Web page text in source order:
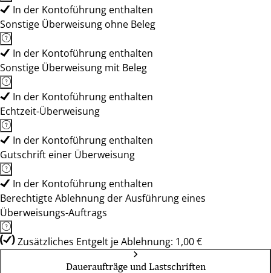
In der Kontoführung enthalten
Sonstige Überweisung ohne Beleg
In der Kontoführung enthalten
Sonstige Überweisung mit Beleg
In der Kontoführung enthalten
Echtzeit-Überweisung
In der Kontoführung enthalten
Gutschrift einer Überweisung
In der Kontoführung enthalten
Berechtigte Ablehnung der Ausführung eines
Überweisungs-Auftrags
Zusätzliches Entgelt je Ablehnung: 1,00 €
Daueraufträge und Lastschriften